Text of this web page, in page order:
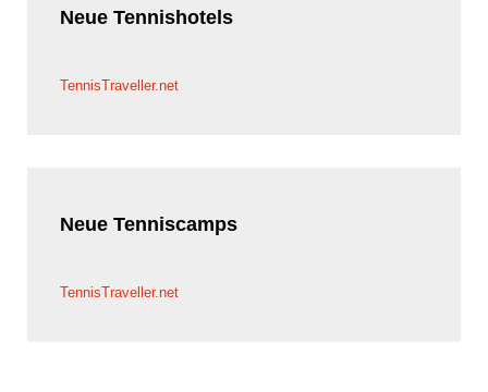
Neue Tennishotels
TennisTraveller.net
Neue Tenniscamps
TennisTraveller.net